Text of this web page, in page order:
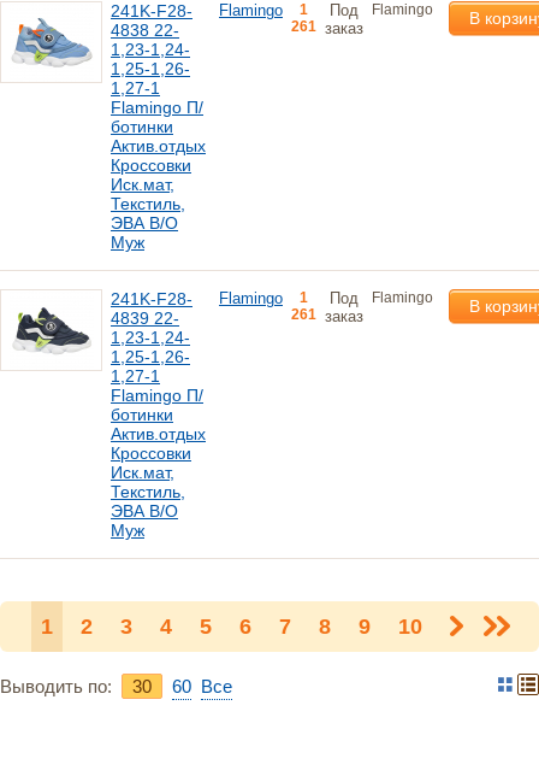
241K-F28-
4838 22-
1,23-1,24-
1,25-1,26-
1,27-1
Flamingo П/
ботинки
Актив.отдых
Кроссовки
Иск.мат,
Текстиль,
ЭВА В/О
Муж
Flamingo
1
261
Под
заказ
Flamingo В
241K-F28-
4839 22-
1,23-1,24-
1,25-1,26-
1,27-1
Flamingo П/
ботинки
Актив.отдых
Кроссовки
Иск.мат,
Текстиль,
ЭВА В/О
Муж
Flamingo
1
261
Под
заказ
Flamingo В
1 2 3 4 5 6 7 8 9 10
Выводить по: 30 60 Bce